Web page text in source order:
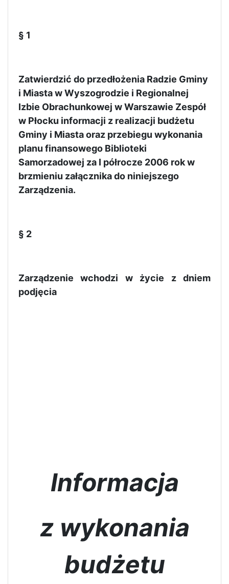
§ 1
Zatwierdzić do przedłożenia Radzie Gminy
i Miasta w Wyszogrodzie i Regionalnej
Izbie Obrachunkowej w Warszawie Zespół
w Płocku informacji z realizacji budżetu
Gminy i Miasta oraz przebiegu wykonania
planu finansowego Biblioteki
Samorzadowej za I półrocze 2006 rok w
brzmieniu załącznika do niniejszego
Zarządzenia.
§ 2
Zarządzenie wchodzi w życie z dniem
podjęcia
Informacja
z wykonania
budżetu